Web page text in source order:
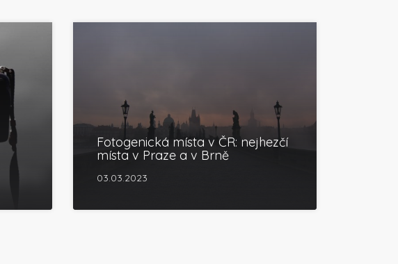
Fotogenická místa v ČR: nejhezčí
místa v Praze a v Brně
03.03.2023